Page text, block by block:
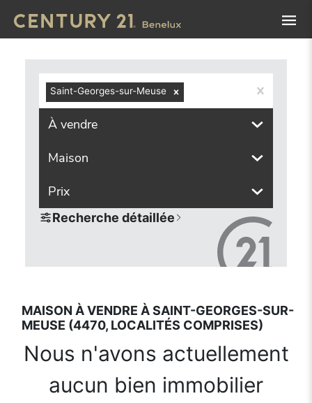
Saint-Georges-sur-Meuse
À vendre
Maison
Prix
Recherche détaillée
MAISON À VENDRE À SAINT-GEORGES-SUR-
MEUSE (4470, LOCALITÉS COMPRISES)
Nous n'avons actuellement
aucun bien immobilier